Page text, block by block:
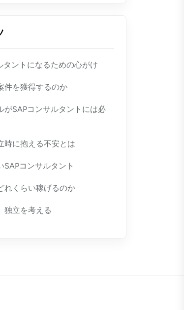
タントになるための心がけ
件を獲得するのか
がSAPコンサルタントには必
時に抱える不安とは
SAPコンサルタント
れくらい稼げるのか
独立を考える